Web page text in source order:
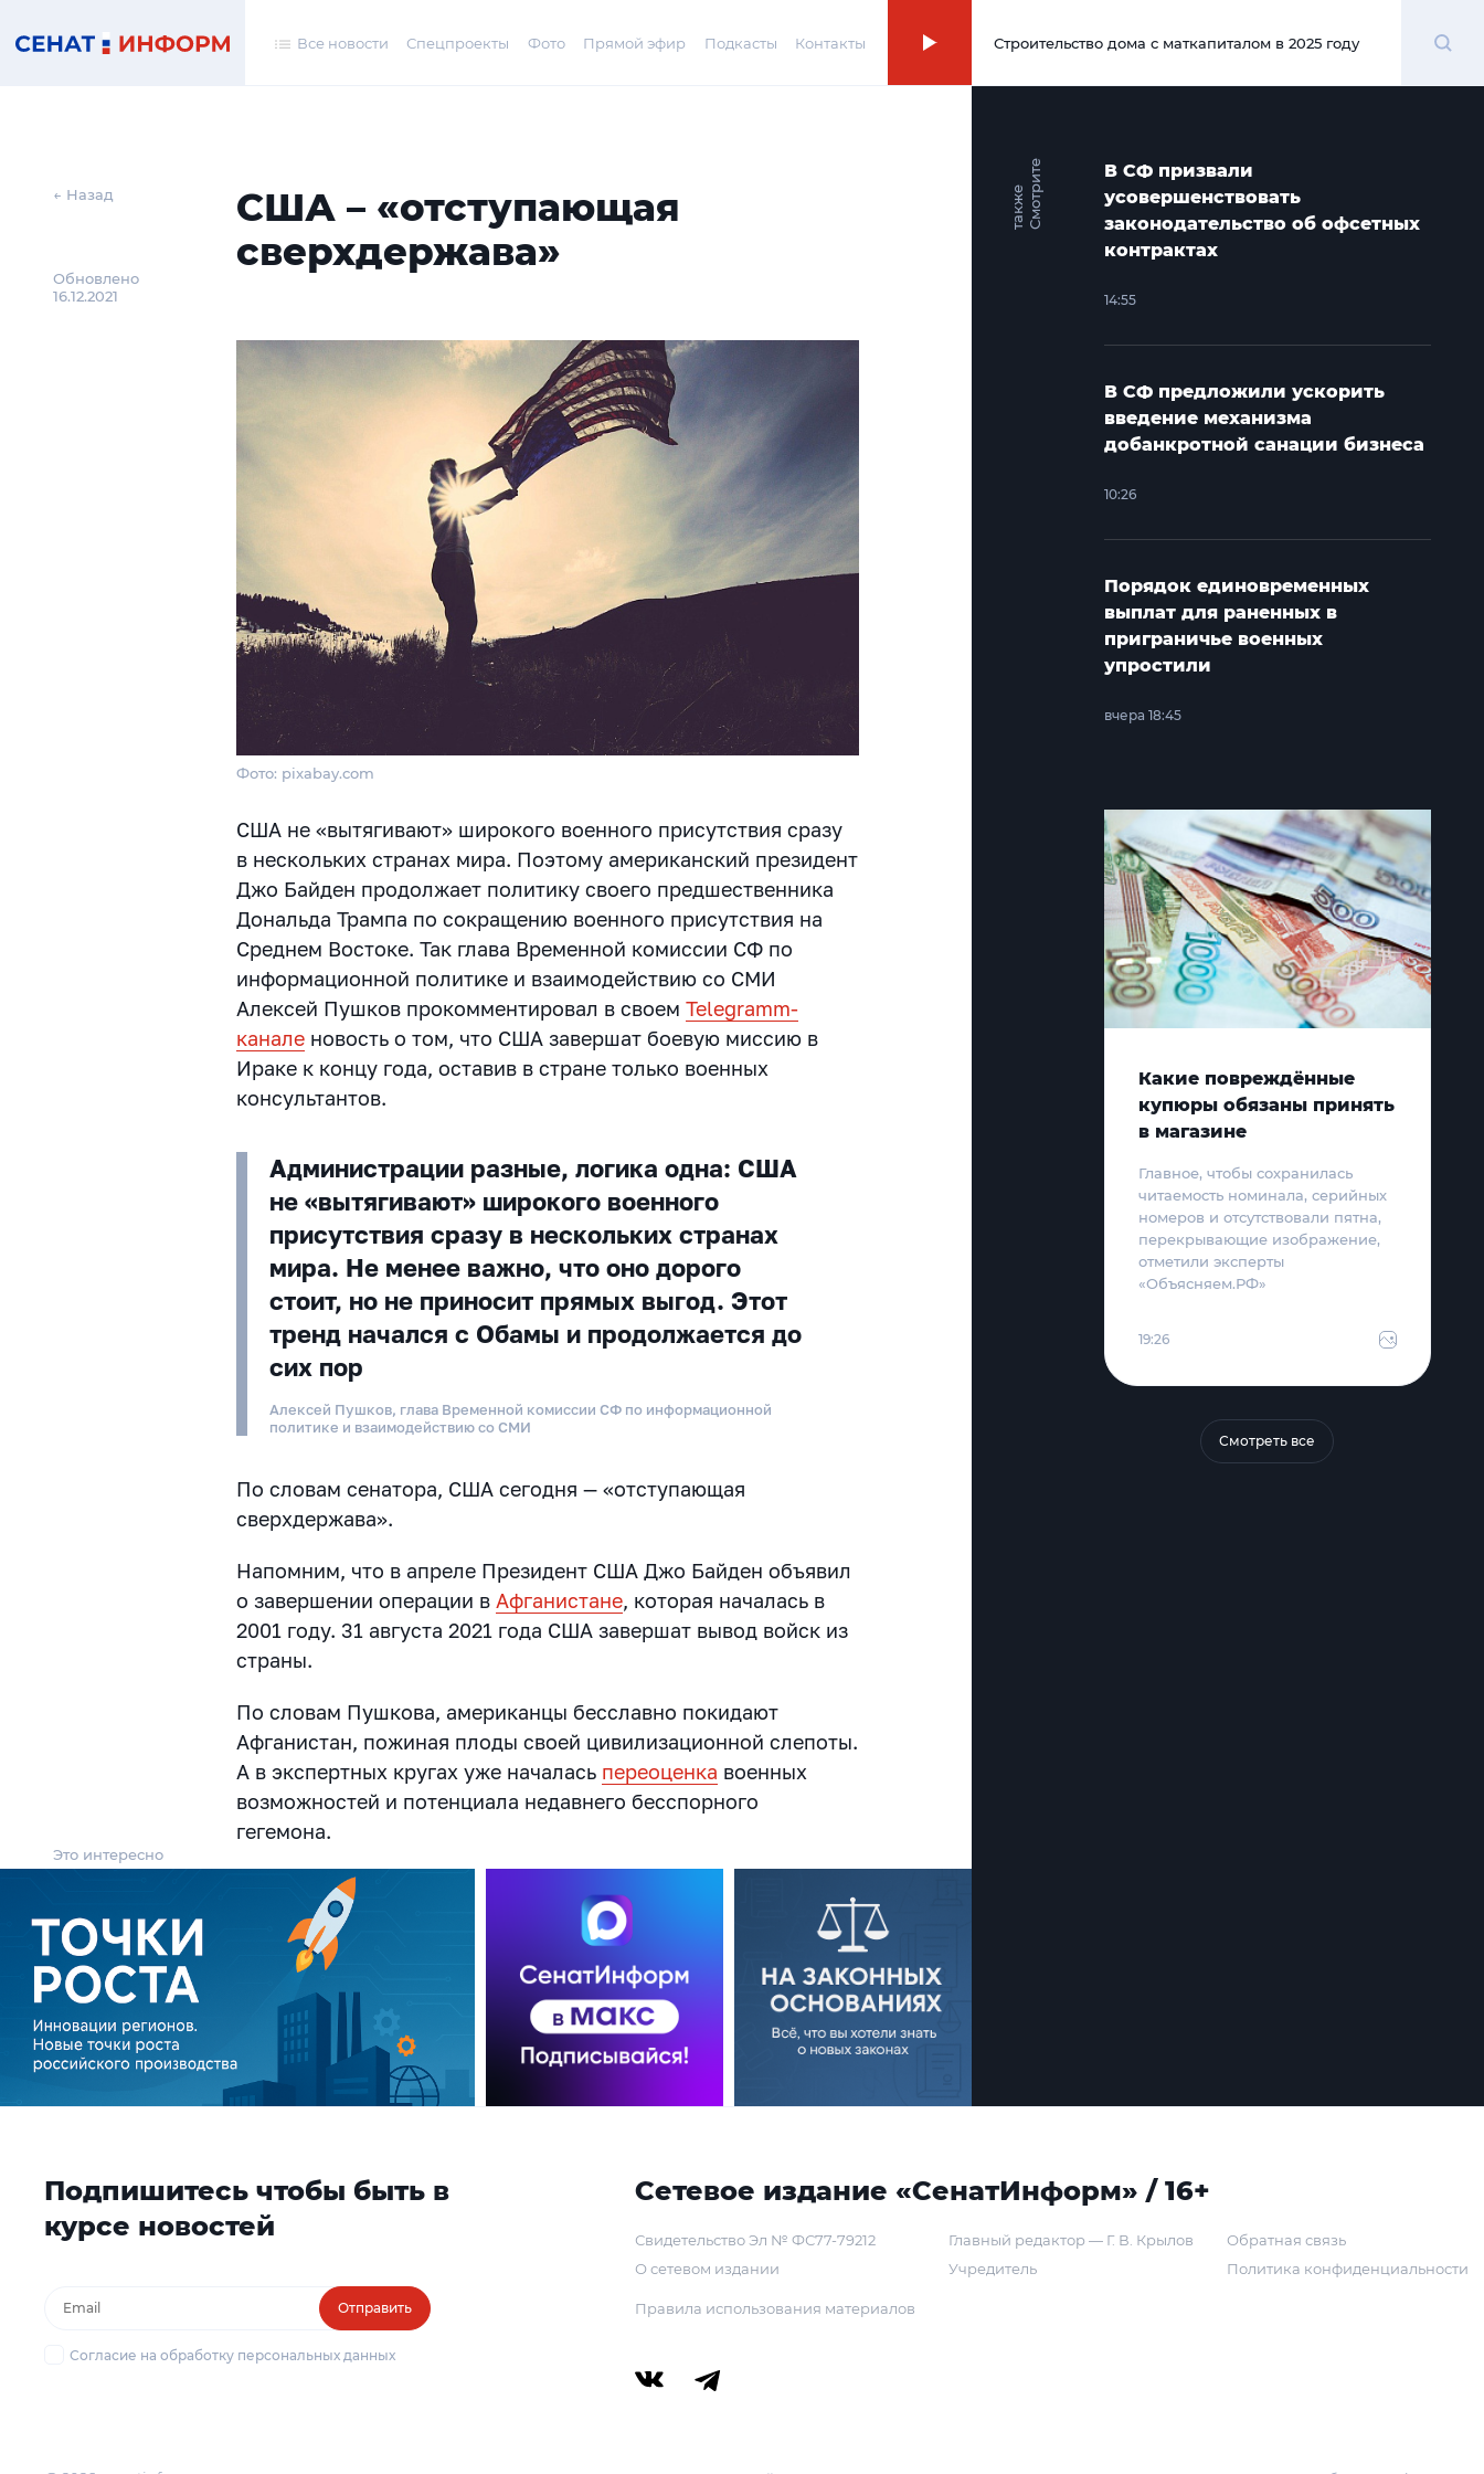
Все новости Спецпроекты Фото Прямой эфир Подкасты Контакты 00:00
Строительство дома с маткапиталом в 2025 году
← Назад
Обновлено
16.12.2021
США – «отступающая
сверхдержава»
Фото: pixabay.com
США не «вытягивают» широкого военного присутствия сразу
в нескольких странах мира. Поэтому американский президент
Джо Байден продолжает политику своего предшественника
Дональда Трампа по сокращению военного присутствия на
Среднем Востоке. Так глава Временной комиссии СФ по
информационной политике и взаимодействию со СМИ
Алексей Пушков прокомментировал в своемTelegramm-
канале новость о том, что США завершат боевую миссию в
Ираке к концу года, оставив в стране только военных
консультантов.
Администрации разные, логика одна: США
не «вытягивают» широкого военного
присутствия сразу в нескольких странах
мира. Не менее важно, что оно дорого
стоит, но не приносит прямых выгод. Этот
тренд начался с Обамы и продолжается до
сих пор
Алексей Пушков, глава Временной комиссии СФ по информационной
политике и взаимодействию со СМИ
По словам сенатора, США сегодня — «отступающая
сверхдержава».
Напомним, что в апреле Президент США Джо Байден объявил
о завершении операции в Афганистане, которая началась в
2001 году. 31 августа 2021 года США завершат вывод войск из
страны.
По словам Пушкова, американцы бесславно покидают
Афганистан, пожиная плоды своей цивилизационной слепоты.
А в экспертных кругах уже началась переоценка военных
возможностей и потенциала недавнего бесспорного
гегемона.
Это интересно
С
м
о
т
р и
т
е
т
а
к
ж
е
В СФ призвали
усовершенствовать
законодательство об офсетных
контрактах
14:55
В СФ предложили ускорить
введение механизма
добанкротной санации бизнеса
10:26
Порядок единовременных
выплат для раненных в
приграничье военных
упростили
вчера 18:45
Какие повреждённые
купюры обязаны принять
в магазине
Главное, чтобы сохранилась
читаемость номинала, серийных
номеров и отсутствовали пятна,
перекрывающие изображение,
отметили эксперты
«Объясняем.РФ»
19:26
Смотреть все
Подпишитесь чтобы быть в
курсе новостей
Отправить
Согласие на обработку персональных данных
Сетевое издание «СенатИнформ» / 16+
Свидетельство Эл № ФС77-79212
О сетевом издании
Главный редактор — Г. В. Крылов
Учредитель
Обратная связь
Политика конфиденциальности
Правила использования материалов